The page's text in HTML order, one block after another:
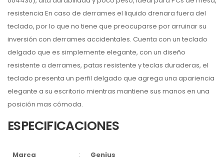
resistencia En caso de derrames el liquido drenara fuera del
teclado, por lo que no tiene que preocuparse por arruinar su
inversión con derrames accidentales. Cuenta con un teclado
delgado que es simplemente elegante, con un diseño
resistente a derrames, patas resistente y teclas duraderas, el
teclado presenta un perfil delgado que agrega una apariencia
elegante a su escritorio mientras mantiene sus manos en una
posición mas cómoda.
ESPECIFICACIONES
Marca : Genius